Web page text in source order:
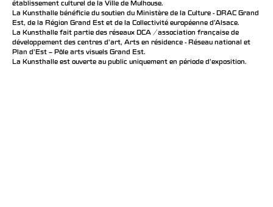
établissement culturel de la Ville de Mulhouse.
La Kunsthalle bénéficie du soutien du Ministère de la Culture - DRAC Grand
Est, de la Région Grand Est et de la Collectivité européenne d’Alsace.
La Kunsthalle fait partie des réseaux DCA / association française de
développement des centres d'art, Arts en résidence - Réseau national et
Plan d’Est – Pôle arts visuels Grand Est.
La Kunsthalle est ouverte au public uniquement en période d'exposition.